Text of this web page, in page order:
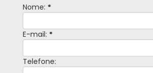
Nome: *
E-mail: *
Telefone: